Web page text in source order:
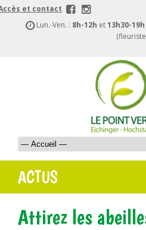
et contact
Lun.-Ven. : 8h-12h et13h30-19h
ACTUS
Attirez les